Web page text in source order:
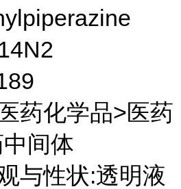
药化学品>医药
间体
与性状:透明液